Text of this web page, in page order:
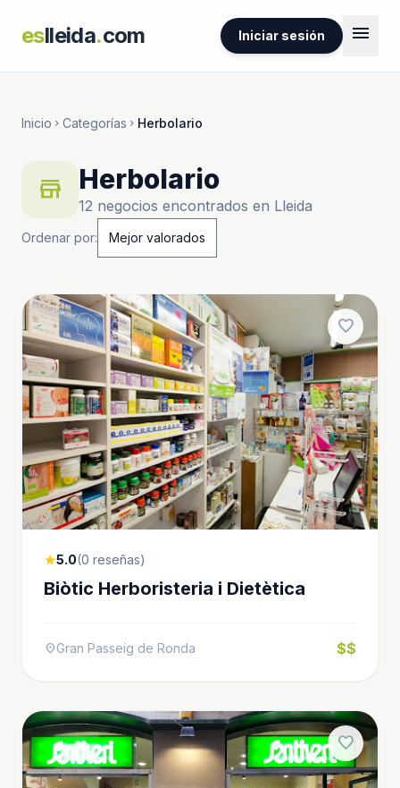
eslleida.com Iniciar sesión menu
Inicio chevron_right Categorías chevron_right Herbolario
store Herbolario
12 negocios encontrados en Lleida
Ordenar por:
favorite
star5.0(0 reseñas)
Biòtic Herboristeria i Dietètica
location_onGran Passeig de Ronda $$
favorite